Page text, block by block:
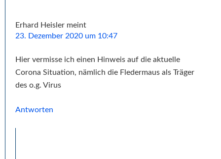
Erhard Heisler meint
23. Dezember 2020 um 10:47
Hier vermisse ich einen Hinweis auf die aktuelle
Corona Situation, nämlich die Fledermaus als Träger
des o.g. Virus
Antworten